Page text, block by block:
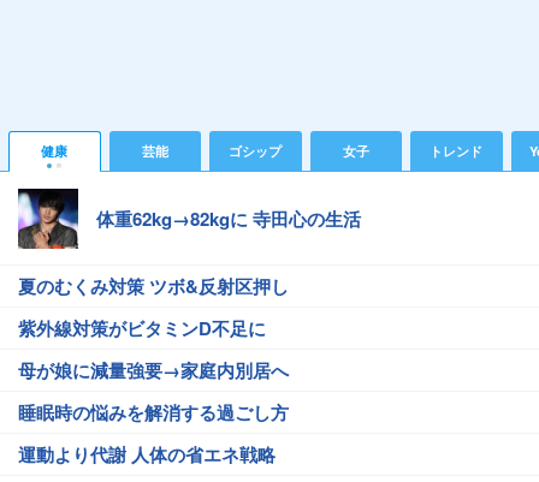
健康 芸能 ゴシップ 女子 トレンド
体重62kg→82kgに 寺田心の生活
夏のむくみ対策 ツボ&反射区押し
紫外線対策がビタミンD不足に
母が娘に減量強要→家庭内別居へ
睡眠時の悩みを解消する過ごし方
運動より代謝 人体の省エネ戦略